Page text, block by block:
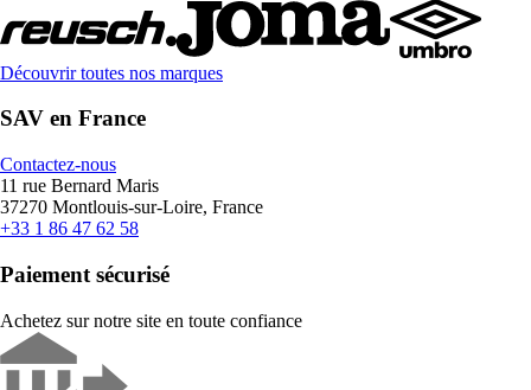
Découvrir toutes nos marques
SAV en France
Contactez-nous
11 rue Bernard Maris
37270 Montlouis-sur-Loire, France
+33 1 86 47 62 58
Paiement sécurisé
Achetez sur notre site en toute confiance